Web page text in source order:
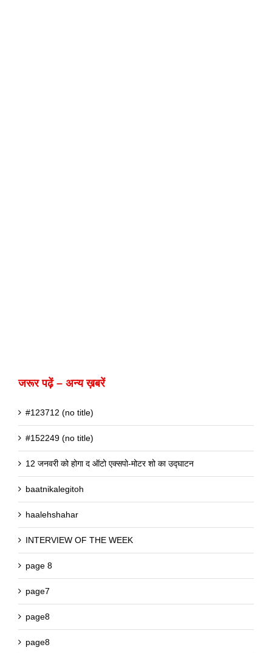
जरूर पढ़ें – अन्य ख़बरें
#123712 (no title)
#152249 (no title)
12 जनवरी को होगा द ऑटो एक्सपो-मोटर शो का उद्घाटन
baatnikalegitoh
haalehshahar
INTERVIEW OF THE WEEK
page 8
page7
page8
page8